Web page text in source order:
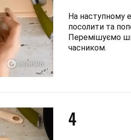
На наступному
посолити та
Перемішуємо
часником.
4